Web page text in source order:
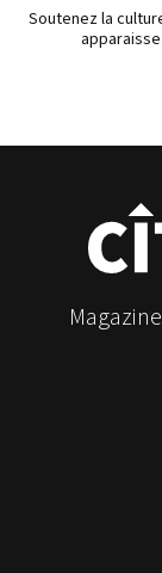
Soutenez la